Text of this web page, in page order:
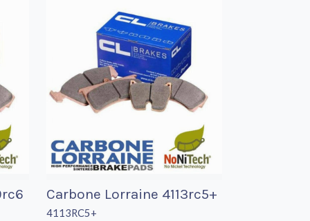
Carbone Lorraine 4113rc5+
4113RC5+